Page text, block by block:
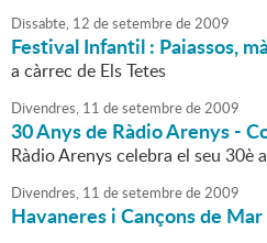
Dissabte, 12 desetembrede2009
Festival Infantil : Paiassos,
a càrrec de Els Tetes
Divendres, 11 desetembrede2009
30 Anys de Ràdio Arenys -
Ràdio Arenys celebra el seu 30è
Divendres, 11 desetembrede2009
Havaneres i Cançons de Mar